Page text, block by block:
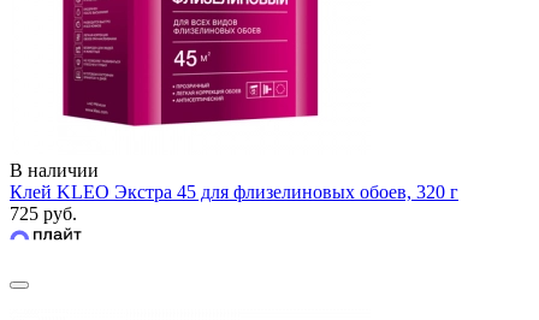
В наличии
Клей KLEO Экстра 45 для флизелиновых обоев, 320 г
725 руб.